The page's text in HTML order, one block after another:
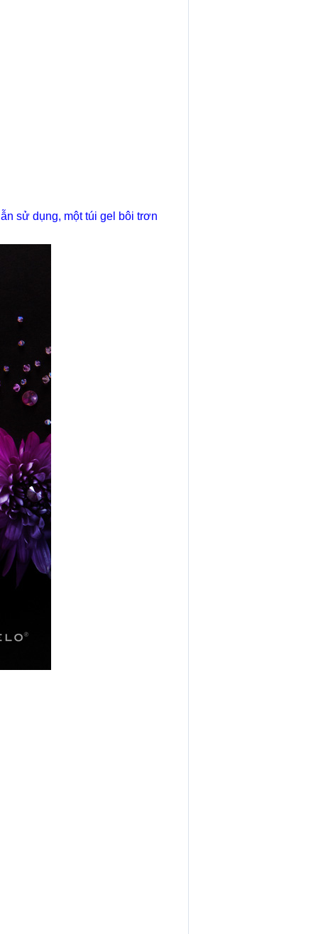
sử dụng, một túi gel bôi trơn